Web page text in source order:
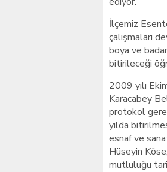
İlçemiz
çalışmaları
boya ve
bitirileceği
2009 yılı
Karacabey
protokol
yılda
esnaf ve
Hüseyin
mutluluğu